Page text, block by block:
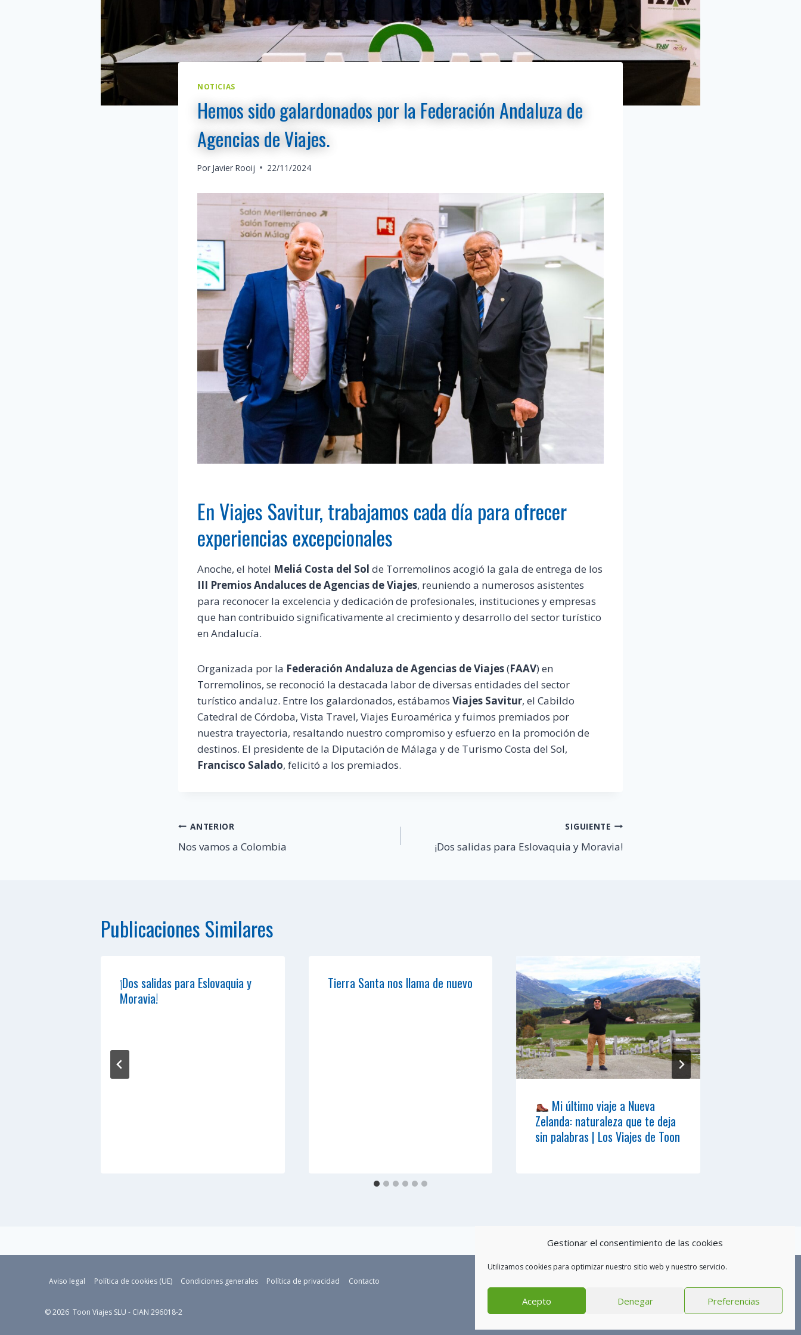
Gestionar el consentimiento de las cookies
Utilizamos cookies para optimizar nuestro sitio web y nuestro servicio.
Acepto Denegar Preferencias
NOTICIAS
Hemos sido galardonados por la Federación Andaluza de
Agencias de Viajes.
Por Javier Rooij 22/11/2024
En Viajes Savitur, trabajamos cada día para ofrecer
experiencias excepcionales
Anoche, el hotel Meliá Costa del Sol de Torremolinos acogió la gala de entrega de los
III Premios Andaluces de Agencias de Viajes, reuniendo a numerosos asistentes
para reconocer la excelencia y dedicación de profesionales, instituciones y empresas
que han contribuido significativamente al crecimiento y desarrollo del sector turístico
en Andalucía.
Organizada por la Federación Andaluza de Agencias de Viajes(FAAV) en
Torremolinos, se reconoció la destacada labor de diversas entidades del sector
turístico andaluz. Entre los galardonados, estábamos Viajes Savitur, el Cabildo
Catedral de Córdoba, Vista Travel, Viajes Euroamérica y fuimos premiados por
nuestra trayectoria, resaltando nuestro compromiso y esfuerzo en la promoción de
destinos. El presidente de la Diputación de Málaga y de Turismo Costa del Sol,
Francisco Salado, felicitó a los premiados.
Navegación
de
ANTERIOR
Nos vamos a Colombia
SIGUIENTE
¡Dos salidas para Eslovaquia y Moravia!
Publicaciones Similares
¡Dos salidas para Eslovaquia y
Moravia!
Tierra Santa nos llama de nuevo
Mi último viaje a Nueva
Zelanda: naturaleza que te deja
sin palabras | Los Viajes de Toon
Aviso legal Política de cookies (UE) Condiciones generales Política de privacidad Contacto
© 2026 Toon Viajes SLU - CIAN 296018-2